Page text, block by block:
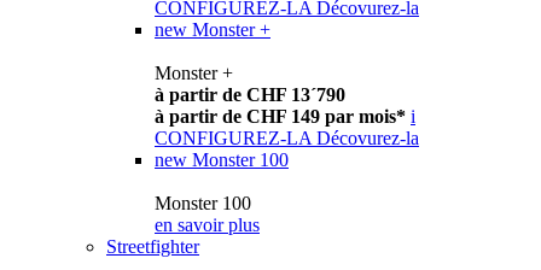
CONFIGUREZ-LA Décovurez-la
new Monster +
Monster +
à partir de CHF 13´790
à partir de CHF 149 par mois* i
CONFIGUREZ-LA Décovurez-la
new Monster 100
Monster 100
en savoir plus
Streetfighter